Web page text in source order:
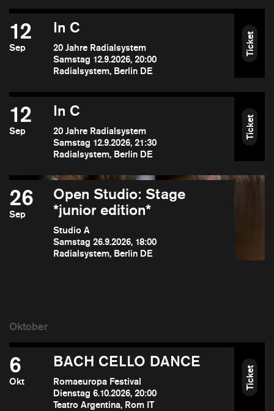
12
Sep
In C
20 Jahre Radialsystem
Samstag 12.9.2026, 20:00
Radialsystem, Berlin DE
Ticket
12
Sep
In C
20 Jahre Radialsystem
Samstag 12.9.2026, 21:30
Radialsystem, Berlin DE
Ticket
26
Sep
Open Studio: Stage
*junior edition*
Studio A
Samstag 26.9.2026, 18:00
Radialsystem, Berlin DE
6
Okt
BACH CELLO DANCE
Romaeuropa Festival
Dienstag 6.10.2026, 20:00
Teatro Argentina, Rom IT
Ticket